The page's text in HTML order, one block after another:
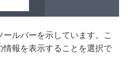
ルバーを示しています。こ
報を表示することを選択で